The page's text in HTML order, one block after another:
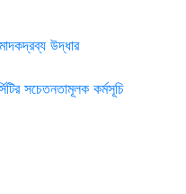
উদ্ধার
সচেতনতামূলক কর্মসূচি